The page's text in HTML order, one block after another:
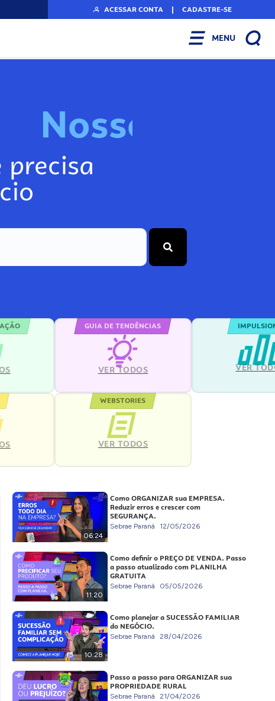
ACESSAR CONTA | CADASTRE-SE
MENU
No
GUIA DE TENDÊNCIAS
VER TODOS VER
WEBSTORIES
VER TODOS
06:24
Como ORGANIZAR sua EMPRESA.
Reduzir erros e crescer com
SEGURANÇA.
Sebrae Paraná 12/05/2026
11:20
Como definir o PREÇO DE VENDA. Passo
a passo atualizado com PLANILHA
GRATUITA
Sebrae Paraná 05/05/2026
10:28
Como planejar a SUCESSÃO FAMILIAR
do NEGÓCIO.
Sebrae Paraná 28/04/2026
Passo a passo para ORGANIZAR sua
PROPRIEDADE RURAL
Sebrae Paraná 21/04/2026